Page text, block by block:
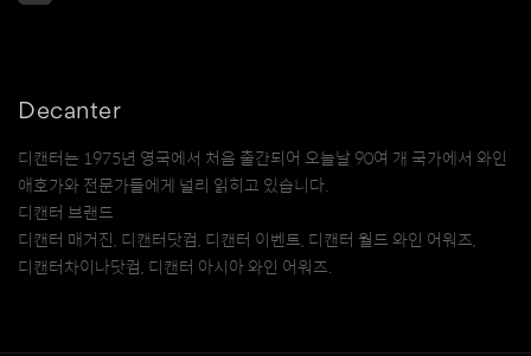
Decanter
디캔터는 1975년 영국에서 처음 출간되어 오늘날 90여 개 국가에서 와인
애호가와 전문가들에게 널리 읽히고 있습니다.
디캔터 브랜드
디캔터 매거진, 디캔터닷컴, 디캔터 이벤트, 디캔터 월드 와인 어워즈,
디캔터차이나닷컴, 디캔터 아시아 와인 어워즈.